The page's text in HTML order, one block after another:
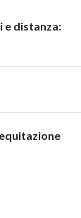
e distanza: